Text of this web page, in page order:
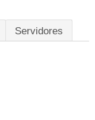
Servidores